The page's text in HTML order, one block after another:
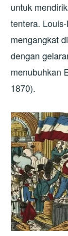
untuk
tentera.
mengangkat
dengan
menubuhkan
1870).